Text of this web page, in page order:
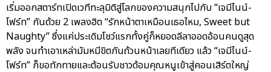
เริ่มออกสตาร์ทเปิดเวทีทะลุมิติสู่โลกของความสนุกไปกับ “เจมีไนน์-
โฟร์ท” กันด้วย 2 เพลงฮิต “รักหน้าตาเหมือนเธอไหม, Sweet but
Naughty” ซึ่งแค่ประเดิมโชว์แรกทั้งคู่ก็หยอดลีลาออดอ้อนคนดูสุด
พลัง จนทำเอาเหล่ามัมหมีขิตกันถ้วนหน้าเลยทีเดียว แล้ว “เจมีไนน์-
โฟร์ท” ก็ขอทักทายและต้อนรับชาวด้อมคุณหนูเข้าสู่คอนเสิร์ตใหญ่